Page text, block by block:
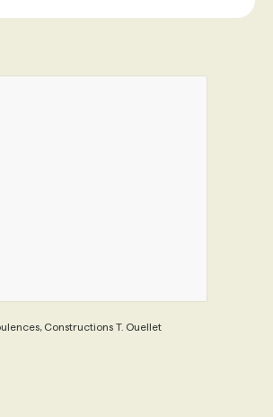
Constructions T. Ouellet